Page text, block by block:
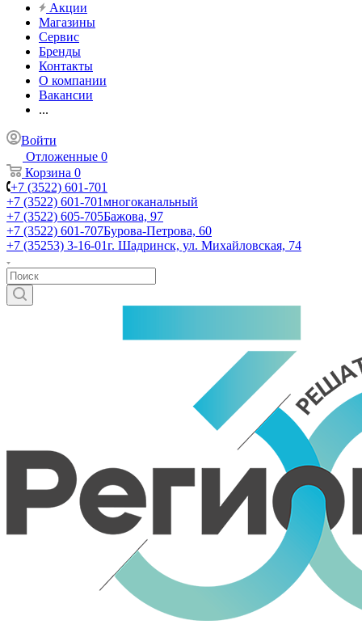
Акции
Магазины
Сервис
Бренды
Контакты
О компании
Вакансии
...
Войти
Отложенные 0
Корзина 0
+7 (3522) 601-701
+7 (3522) 601-701многоканальный
+7 (3522) 605-705Бажова, 97
+7 (3522) 601-707Бурова-Петрова, 60
+7 (35253) 3-16-01г. Шадринск, ул. Михайловская, 74